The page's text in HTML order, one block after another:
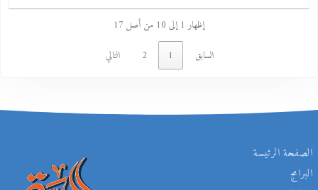
إظهار 1 إلى 10 من أصل 17
السابق
2 التالي
الصفحة الرئيسة
البرامج